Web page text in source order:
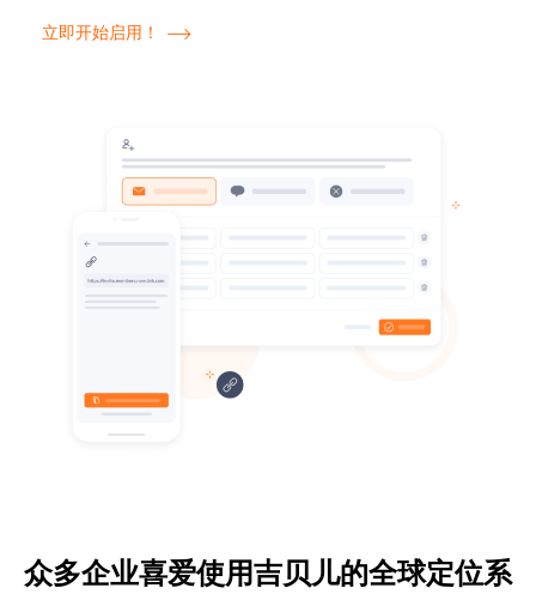
立即开始启用！
众多企业喜爱使用吉贝儿的全球定位系